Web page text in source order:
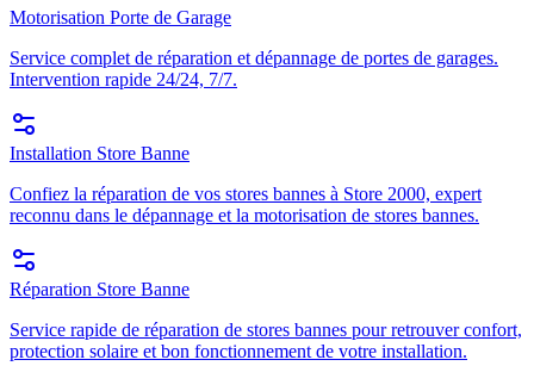
Motorisation Porte de Garage
Service complet de réparation et dépannage de portes de garages.
Intervention rapide 24/24, 7/7.
Installation Store Banne
Confiez la réparation de vos stores bannes à Store 2000, expert
reconnu dans le dépannage et la motorisation de stores bannes.
Réparation Store Banne
Service rapide de réparation de stores bannes pour retrouver confort,
protection solaire et bon fonctionnement de votre installation.